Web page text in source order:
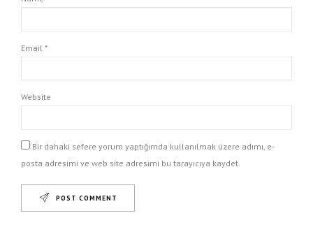
Email *
Website
Bir dahaki sefere yorum yaptığımda kullanılmak üzere adımı, e-
posta adresimi ve web site adresimi bu tarayıcıya kaydet.
POST COMMENT